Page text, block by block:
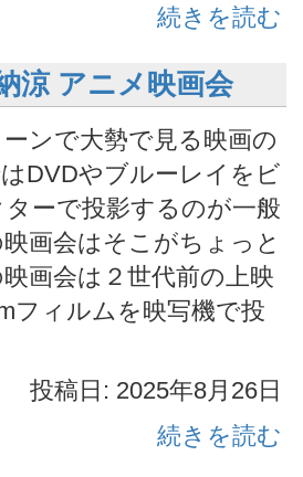
続きを読む
アニメ映画会
ンで大勢で見る映画の
DVDやブルーレイをビ
ーで投影するのが一般
画会はそこがちょっと
画会は２世代前の上映
フィルムを映写機で投
投稿日: 2025年8月26日
続きを読む